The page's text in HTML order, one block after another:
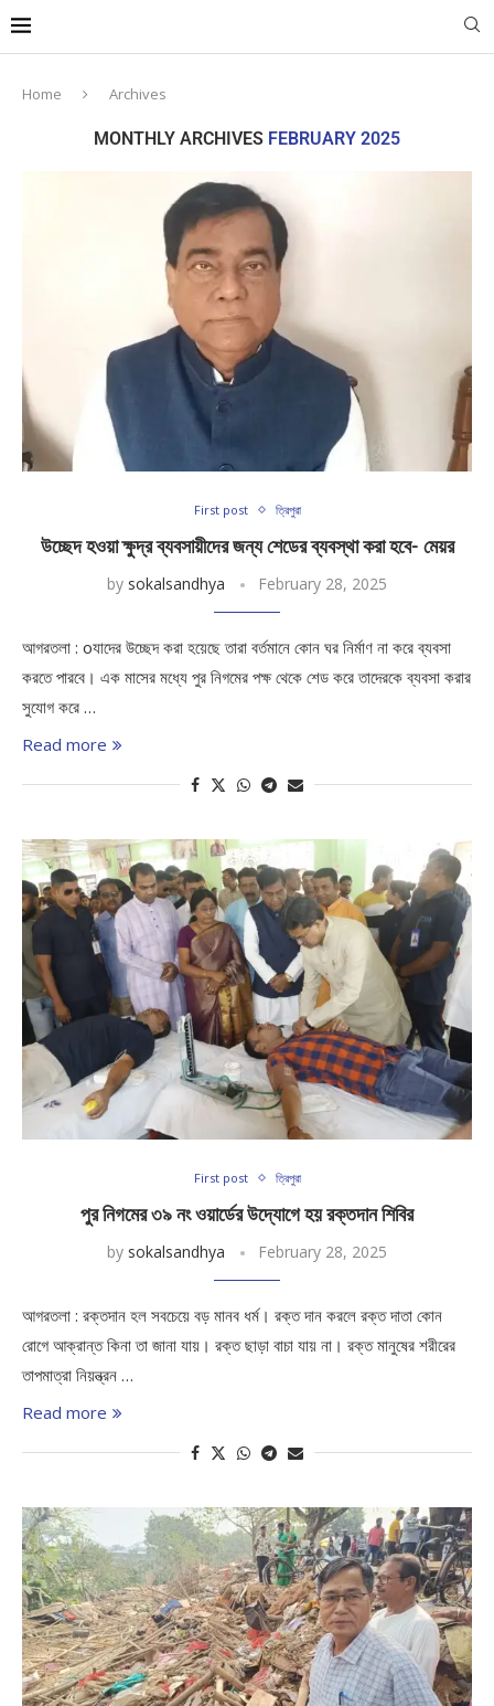
Home Archives
MONTHLY ARCHIVES FEBRUARY 2025
First post ত্রিপুরা
উচ্ছেদ হওয়া ক্ষুদ্র ব্যবসায়ীদের জন্য শেডের ব্যবস্থা করা হবে- মেয়র
by sokalsandhya February 28, 2025
আগরতলা : oযাদের উচ্ছেদ করা হয়েছে তারা বর্তমানে কোন ঘর নির্মাণ না করে ব্যবসা
করতে পারবে। এক মাসের মধ্যে পুর নিগমের পক্ষ থেকে শেড করে তাদেরকে ব্যবসা করার
সুযোগ করে …
Read more
First post ত্রিপুরা
পুর নিগমের ৩৯ নং ওয়ার্ডের উদ্যোগে হয় রক্তদান শিবির
by sokalsandhya February 28, 2025
আগরতলা : রক্তদান হল সবচেয়ে বড় মানব ধর্ম। রক্ত দান করলে রক্ত দাতা কোন
রোগে আক্রান্ত কিনা তা জানা যায়। রক্ত ছাড়া বাচা যায় না। রক্ত মানুষের শরীরের
তাপমাত্রা নিয়ন্ত্রন …
Read more